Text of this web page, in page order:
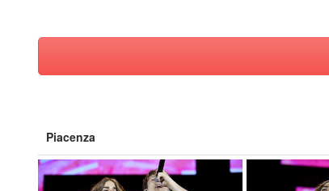
Piacenza